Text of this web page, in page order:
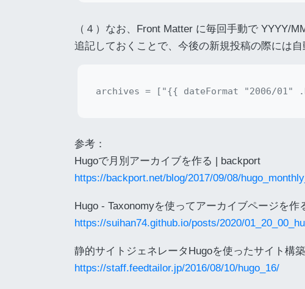
    <ul>
      <!-- 月別内の記事一覧ループ -->
<a href="{{ .Permalink }}">・
    </ul>
    {{ end }}
（４）なお、Front Matter に毎回手動で YYYY/
追記しておくことで、今後の新規投稿の際には自
参考：
Hugoで月別アーカイブを作る | backport
https://backport.net/blog/2017/09/08/
Hugo - Taxonomyを使ってアーカイブページを
https://suihan74.github.io/posts/2020/
静的サイトジェネレータHugoを使ったサイト構
https://staff.feedtailor.jp/2016/08/10/hugo_16/